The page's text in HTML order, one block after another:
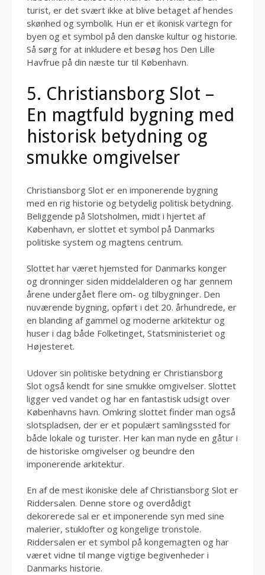
turist, er det svært ikke at blive betaget af hendes
skønhed og symbolik. Hun er et ikonisk vartegn for
byen og et symbol på den danske kultur og historie.
Så sørg for at inkludere et besøg hos Den Lille
Havfrue på din næste tur til København.
5. Christiansborg Slot –
En magtfuld bygning med
historisk betydning og
smukke omgivelser
Christiansborg Slot er en imponerende bygning
med en rig historie og betydelig politisk betydning.
Beliggende på Slotsholmen, midt i hjertet af
København, er slottet et symbol på Danmarks
politiske system og magtens centrum.
Slottet har været hjemsted for Danmarks konger
og dronninger siden middelalderen og har gennem
årene undergået flere om- og tilbygninger. Den
nuværende bygning, opført i det 20. århundrede, er
en blanding af gammel og moderne arkitektur og
huser i dag både Folketinget, Statsministeriet og
Højesteret.
Udover sin politiske betydning er Christiansborg
Slot også kendt for sine smukke omgivelser. Slottet
ligger ved vandet og har en fantastisk udsigt over
Københavns havn. Omkring slottet finder man også
slotspladsen, der er et populært samlingssted for
både lokale og turister. Her kan man nyde en gåtur i
de historiske omgivelser og beundre den
imponerende arkitektur.
En af de mest ikoniske dele af Christiansborg Slot er
Riddersalen. Denne store og overdådigt
dekorerede sal er et imponerende syn med sine
malerier, stuklofter og kongelige tronstole.
Riddersalen er et symbol på kongemagten og har
været vidne til mange vigtige begivenheder i
Danmarks historie.